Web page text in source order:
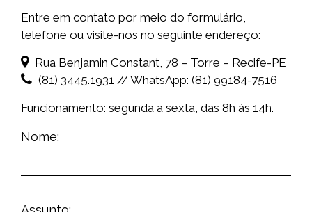
Entre em contato por meio do formulário,
telefone ou visite-nos no seguinte endereço:
Rua Benjamin Constant, 78 – Torre – Recife-PE
(81) 3445.1931 // WhatsApp: (81) 99184-7516
Funcionamento: segunda a sexta, das 8h às 14h.
Nome: